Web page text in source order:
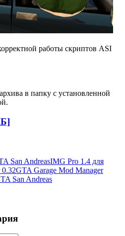
работы скриптов ASI
в папку с установленной
San AndreasIMG Pro 1.4 для
GTA Garage Mod Manager
San Andreas